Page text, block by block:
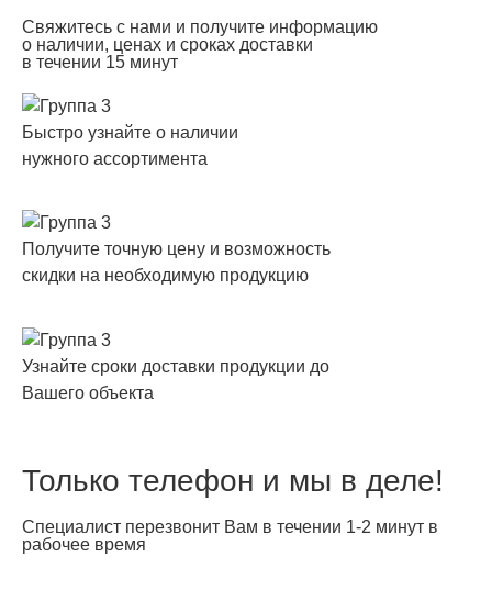
Свяжитесь с нами и получите информацию
о наличии, ценах и сроках доставки
в течении 15 минут
Быстро узнайте о наличии
нужного ассортимента
Получите точную цену и возможность
скидки на необходимую продукцию
Узнайте сроки доставки продукции до
Вашего объекта
Только телефон и мы в деле!
Специалист перезвонит Вам в течении 1-2 минут в
рабочее время